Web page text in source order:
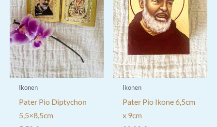
Ikonen
Pater Pio Diptychon
5,5×8,5cm
Ikonen
Pater Pio Ikone 6,5cm
x 9cm